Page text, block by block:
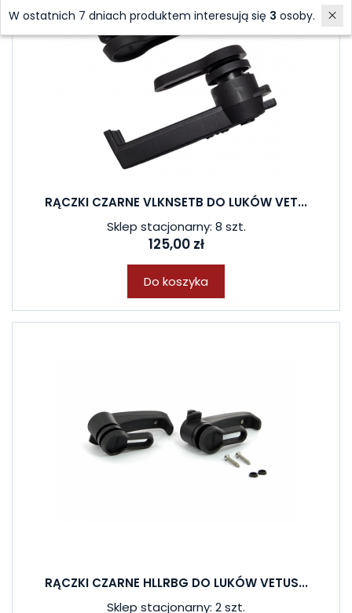
RĄCZKI CZARNE VLKNSETB DO LUKÓW VET...
Sklep stacjonarny: 8 szt.
125,00 zł
Do koszyka
RĄCZKI CZARNE HLLRBG DO LUKÓW VETUS...
Sklep stacjonarny: 2 szt.
W ostatnich 7 dniach produktem interesują się 3 osoby.